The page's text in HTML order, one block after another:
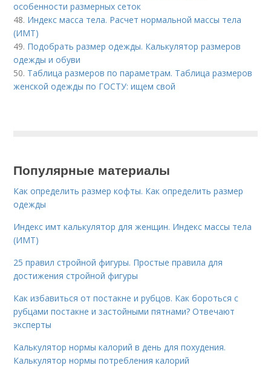
особенности размерных сеток
48. Индекс масса тела. Расчет нормальной массы тела
(ИМТ)
49. Подобрать размер одежды. Калькулятор размеров
одежды и обуви
50. Таблица размеров по параметрам. Таблица размеров
женской одежды по ГОСТУ: ищем свой
Популярные материалы
Как определить размер кофты. Как определить размер
одежды
Индекс имт калькулятор для женщин. Индекс массы тела
(ИМТ)
25 правил стройной фигуры. Простые правила для
достижения стройной фигуры
Как избавиться от постакне и рубцов. Как бороться с
рубцами постакне и застойными пятнами? Отвечают
эксперты
Калькулятор нормы калорий в день для похудения.
Калькулятор нормы потребления калорий